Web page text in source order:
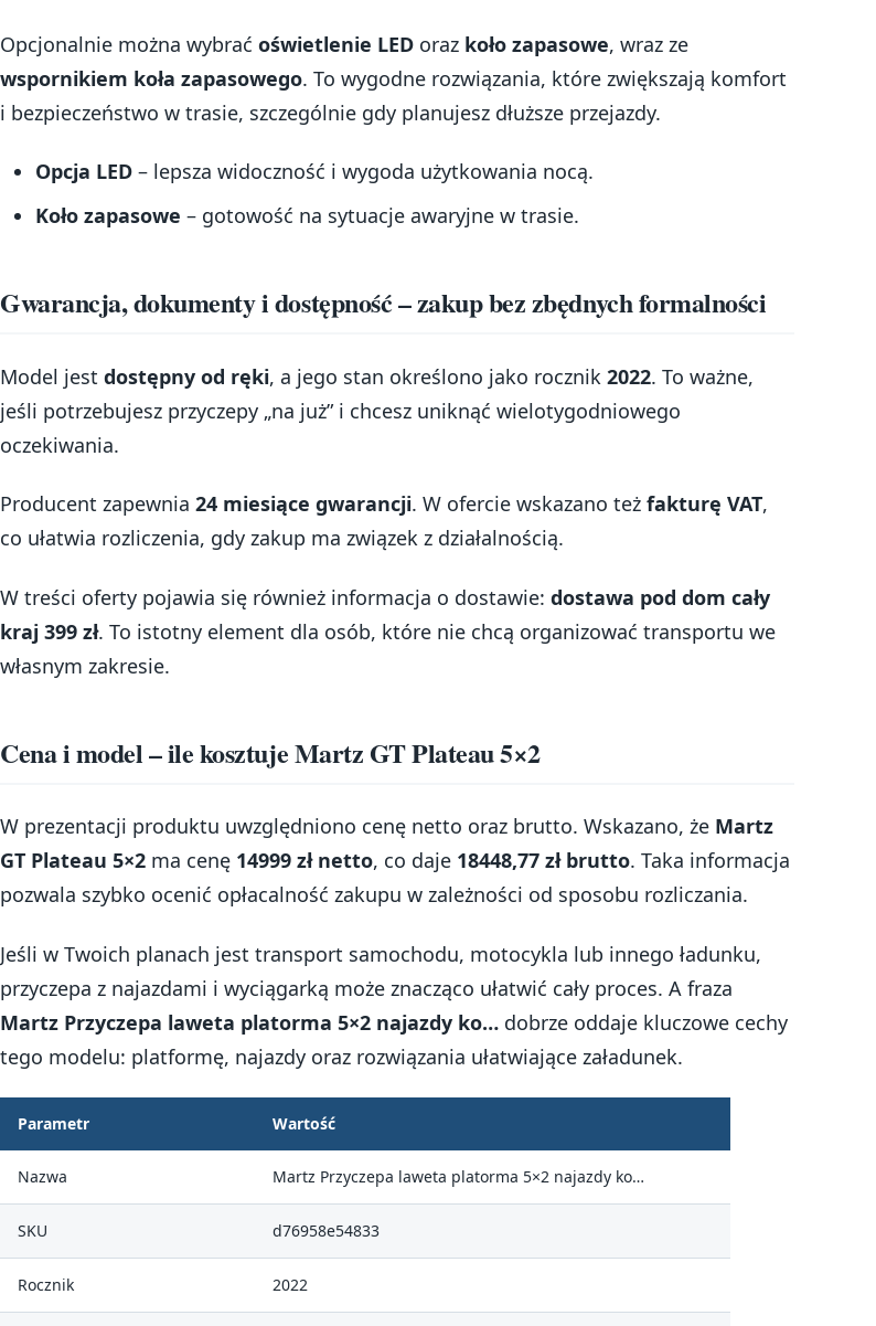
Opcjonalnie można wybrać oświetlenie LED oraz koło zapasowe, wraz ze
wspornikiem koła zapasowego. To wygodne rozwiązania, które zwiększają komfort
i bezpieczeństwo w trasie, szczególnie gdy planujesz dłuższe przejazdy.
Opcja LED– lepsza widoczność i wygoda użytkowania nocą.
Koło zapasowe – gotowość na sytuacje awaryjne w trasie.
Gwarancja, dokumenty i dostępność – zakup bez zbędnych formalności
Model jest dostępny od ręki, a jego stan określono jako rocznik 2022. To ważne,
jeśli potrzebujesz przyczepy „na już” i chcesz uniknąć wielotygodniowego
oczekiwania.
Producent zapewnia 24 miesiące gwarancji. W ofercie wskazano też fakturę VAT,
co ułatwia rozliczenia, gdy zakup ma związek z działalnością.
W treści oferty pojawia się również informacja o dostawie: dostawa pod dom cały
kraj 399 zł. To istotny element dla osób, które nie chcą organizować transportu we
własnym zakresie.
Cena i model – ile kosztuje Martz GT Plateau 5×2
W prezentacji produktu uwzględniono cenę netto oraz brutto. Wskazano, że Martz
GT Plateau 5×2 ma cenę 14999 zł netto, co daje 18448,77 zł brutto. Taka informacja
pozwala szybko ocenić opłacalność zakupu w zależności od sposobu rozliczania.
Jeśli w Twoich planach jest transport samochodu, motocykla lub innego ładunku,
przyczepa z najazdami i wyciągarką może znacząco ułatwić cały proces. A fraza
Martz Przyczepa laweta platorma 5×2 najazdy ko… dobrze oddaje kluczowe cechy
tego modelu: platformę, najazdy oraz rozwiązania ułatwiające załadunek.
Parametr Wartość
Nazwa Martz Przyczepa laweta platorma 5×2 najazdy ko…
SKU d76958e54833
Rocznik 2022